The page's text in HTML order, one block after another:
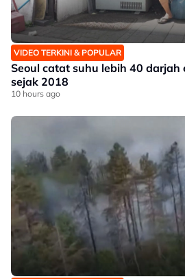
VIDEO TERKINI & POPULAR
Seoul catat suhu lebih 40 darjah
sejak 2018
10 hours ago